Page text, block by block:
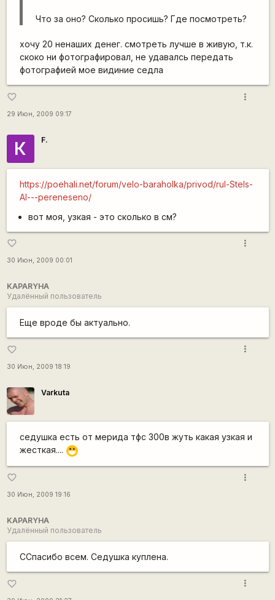
Что за оно? Сколько просишь? Где посмотреть?
хочу 20 ненаших денег. смотреть лучше в живую, т.к.
скоко ни фотографировал, не удавалсь передать
фотографией мое видиние седла
favorite_border
29 Июн, 2009 09:17
more_vert
К F.
https://poehali.net/forum/velo-baraholka/privod/rul-Stels-
Al---pereneseno/
вот моя, узкая - это сколько в см?
favorite_border
30 Июн, 2009 00:01
more_vert
KAPARYHA
Удалённый пользователь
Еще вроде бы актуально.
favorite_border
30 Июн, 2009 18:19
more_vert
Varkuta
седушка есть от мерида тфс 300в жуть какая узкая и
жесткая.... :D
favorite_border
30 Июн, 2009 19:16
more_vert
KAPARYHA
Удалённый пользователь
CСпасибо всем. Седушка куплена.
favorite_border more_vert